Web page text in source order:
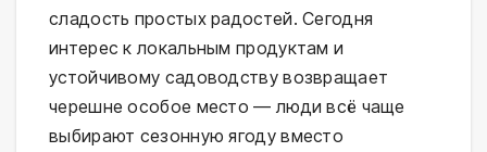
сладость простых радостей. Сегодня
интерес к локальным продуктам и
устойчивому садоводству возвращает
черешне особое место — люди всё чаще
выбирают сезонную ягоду вместо